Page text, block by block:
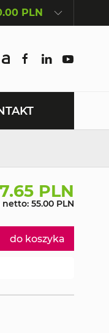
PLN
PLN
55.00 PLN
do koszyka